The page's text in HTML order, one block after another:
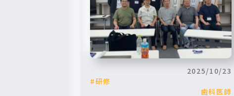
2025/10/23
研修
歯科医師